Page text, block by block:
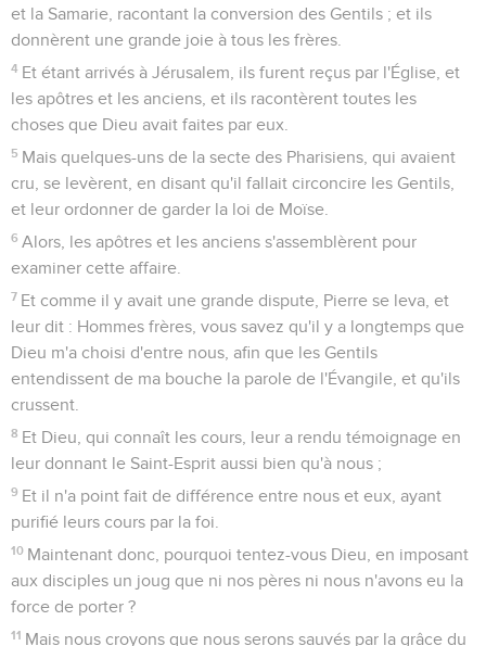
et la Samarie, racontant la conversion des Gentils ; et ils
donnèrent une grande joie à tous les frères.
4 Et étant arrivés à Jérusalem, ils furent reçus par l'Église, et
les apôtres et les anciens, et ils racontèrent toutes les
choses que Dieu avait faites par eux.
5 Mais quelques-uns de la secte des Pharisiens, qui avaient
cru, se levèrent, en disant qu'il fallait circoncire les Gentils,
et leur ordonner de garder la loi de Moïse.
6 Alors, les apôtres et les anciens s'assemblèrent pour
examiner cette affaire.
7 Et comme il y avait une grande dispute, Pierre se leva, et
leur dit : Hommes frères, vous savez qu'il y a longtemps que
Dieu m'a choisi d'entre nous, afin que les Gentils
entendissent de ma bouche la parole de l'Évangile, et qu'ils
crussent.
8 Et Dieu, qui connaît les cours, leur a rendu témoignage en
leur donnant le Saint-Esprit aussi bien qu'à nous ;
9 Et il n'a point fait de différence entre nous et eux, ayant
purifié leurs cours par la foi.
10 Maintenant donc, pourquoi tentez-vous Dieu, en imposant
aux disciples un joug que ni nos pères ni nous n'avons eu la
force de porter ?
11 Mais nous croyons que nous serons sauvés par la grâce du